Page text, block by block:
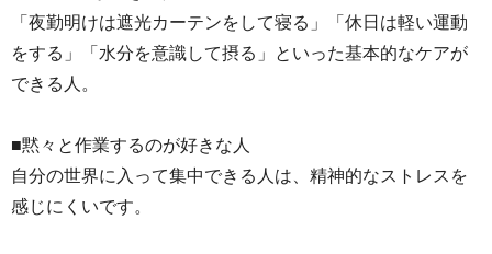
「夜勤明けは遮光カーテンをして寝る」「休日は軽い運動
をする」「水分を意識して摂る」といった基本的なケアが
できる人。
■黙々と作業するのが好きな人
自分の世界に入って集中できる人は、精神的なストレスを
感じにくいです。